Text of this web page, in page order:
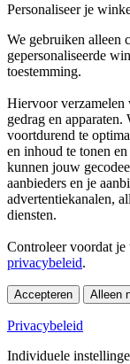
Personaliseer je
We gebruiken alleen
gepersonaliseerde
toestemming.
Hiervoor verzamelen
gedrag en
voortdurend te
en inhoud te tonen
kunnen jouw
aanbieders en je
advertentiekanalen,
diensten.
Controleer voordat je
privacybeleid.
Accepteren Alleen
Privacybeleid
Individuele